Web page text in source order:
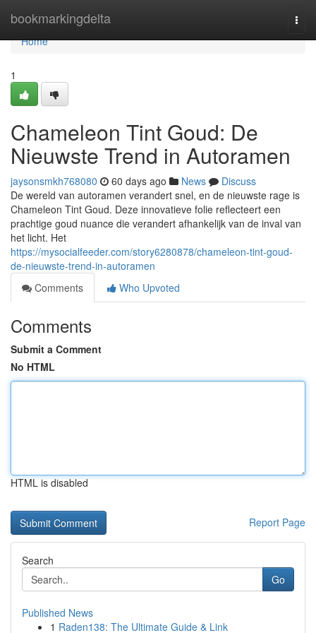
bookmarkingdelta
Home
Home
1
Chameleon Tint Goud: De
Nieuwste Trend in Autoramen
jaysonsmkh768080 60 days ago News
Discuss
De wereld van autoramen verandert snel, en de nieuwste rage is
Chameleon Tint Goud. Deze innovatieve folie reflecteert een
prachtige goud nuance die verandert afhankelijk van de inval van
het licht. Het
https://mysocialfeeder.com/story6280878/chameleon-tint-goud-
de-nieuwste-trend-in-autoramen
Comments
Who Upvoted
Comments
Submit a Comment
No HTML
HTML is disabled
Report Page
Search
Go
Published News
1 Raden138: The Ultimate Guide & Link